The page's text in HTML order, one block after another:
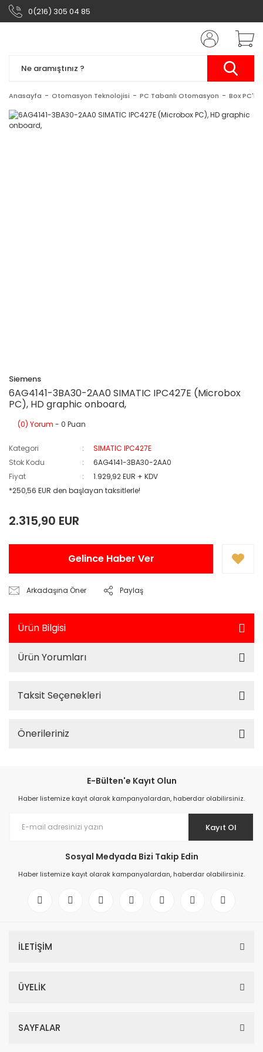
0(216) 305 04 85
Anasayfa Otomasyon Teknolojisi PC Tabanlı Otomasyon Box PC'ler
Siemens
6AG4141-3BA30-2AA0 SIMATIC IPC427E (Microbox
PC), HD graphic onboard,
(0) Yorum - 0 Puan
Kategori
SIMATIC IPC427E
Stok Kodu
6AG4141-3BA30-2AA0
Fiyat
1.929,92 EUR + KDV
*250,56 EUR den başlayan taksitlerle!
2.315,90 EUR
Gelince Haber Ver
Arkadaşına Öner Paylaş
Ürün Bilgisi
Ürün Yorumları
Taksit Seçenekleri
Önerileriniz
E-Bülten'e Kayıt Olun
Haber listemize kayıt olarak kampanyalardan, haberdar olabilirsiniz.
Kayıt Ol
Sosyal Medyada Bizi Takip Edin
Haber listemize kayıt olarak kampanyalardan, haberdar olabilirsiniz.
İLETİŞİM
ÜYELİK
SAYFALAR